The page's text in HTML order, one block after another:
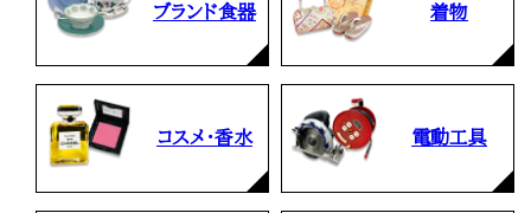
ブランド食器 着物
コスメ・香水 電動工具